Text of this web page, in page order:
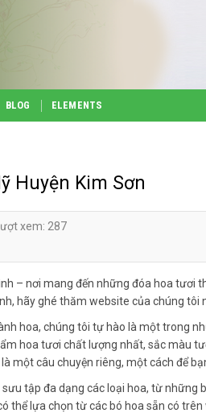
BLOG ELEMENTS
Huyện Kim Sơn
xem: 287
– nơi mang đến những đóa hoa tươi
hãy ghé thăm website của chúng tôi
hoa, chúng tôi tự hào là một trong
hoa tươi chất lượng nhất, sắc màu
một câu chuyện riêng, một cách để
tập đa dạng các loại hoa, từ những
thể lựa chọn từ các bó hoa sẵn có